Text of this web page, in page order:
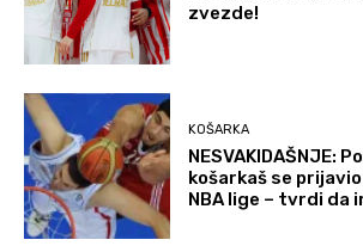
zvezde!
KOŠARKA
NESVAKIDAŠNJE:
košarkaš se
NBA lige – tvrdi da